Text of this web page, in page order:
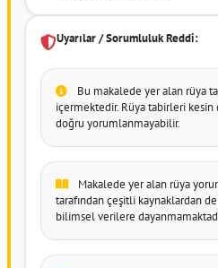
Uyarılar / Sorumluluk Reddi:
Bu makalede yer alan rüya
içermektedir. Rüya tabirleri
doğru yorumlanmayabilir.
Makalede yer alan rüya
tarafından çeşitli kaynaklardan
bilimsel verilere